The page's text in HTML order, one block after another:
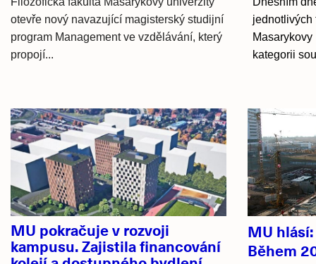
otevře nový navazující magisterský studijní
program Management ve vzdělávání, který
propojí...
jednotlivých
kategorii
Hlavní
novinky
MU pokračuje v rozvoji
kampusu. Zajistila financování
MU
Během